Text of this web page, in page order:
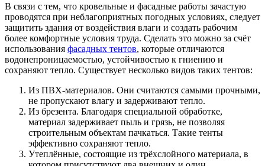
В связи с тем, что кровельные и фасадные работы зачастую
проводятся при неблагоприятных погодных условиях, следует
защитить здания от воздействия влаги и создать рабочим
более комфортные условия труда. Сделать это можно за счёт
использования фасадных тентов, которые отличаются
водонепроницаемостью, устойчивостью к гниению и
сохраняют тепло. Существует несколько видов таких тентов:
Из ПВХ-материалов. Они считаются самыми прочными,
не пропускают влагу и задерживают тепло.
Из брезента. Благодаря специальной обработке,
материал задерживает пыль и грязь, не позволяя
строительным объектам пачкаться. Такие тенты
эффективно сохраняют тепло.
Утеплённые, состоящие из трёхслойного материала, в